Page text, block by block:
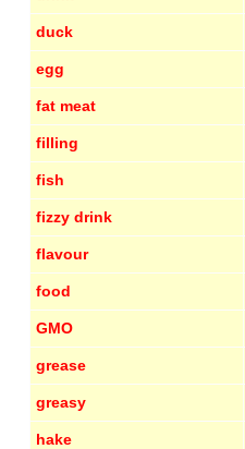
duck
egg
fat meat
filling
fish
fizzy drink
flavour
food
GMO
grease
greasy
hake